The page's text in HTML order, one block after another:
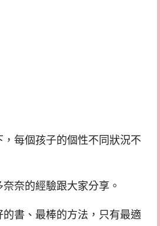
每個孩子的個性不同狀況不
奈的經驗跟大家分享。
書、最棒的方法，只有最適